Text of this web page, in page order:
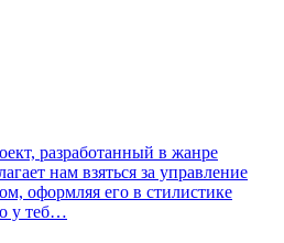
разработанный в жанре
нам взяться за управление
оформляя его в стилистике
у теб…